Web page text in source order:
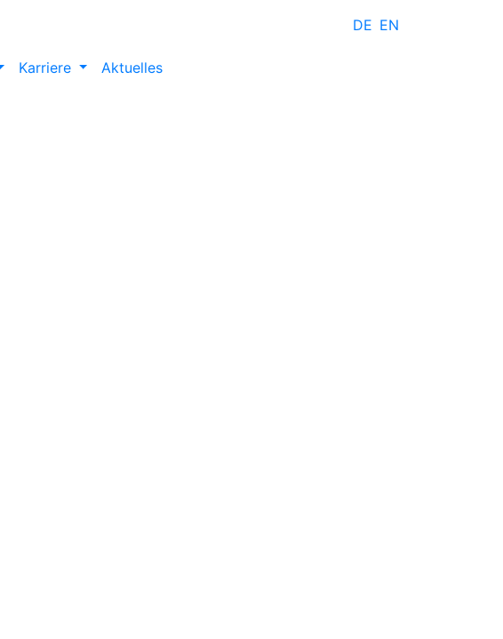
DE EN
Karriere Aktuelles